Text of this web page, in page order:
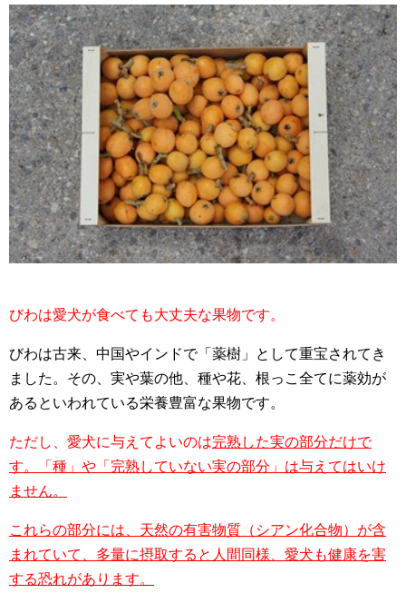
びわは愛犬が食べても大丈夫な果物です。
びわは古来、中国やインドで「薬樹」として重宝されてき
ました。その、実や葉の他、種や花、根っこ全てに薬効が
あるといわれている栄養豊富な果物です。
ただし、愛犬に与えてよいのは完熟した実の部分だけで
す。「種」や「完熟していない実の部分」は与えてはいけ
ません。
これらの部分には、天然の有害物質（シアン化合物）が含
まれていて、多量に摂取すると人間同様、愛犬も健康を害
する恐れがあります。